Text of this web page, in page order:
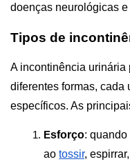
doenças neurológicas
Tipos de
A incontinência urinária
diferentes formas, cada
específicos. As
Esforço:
ao tossir,